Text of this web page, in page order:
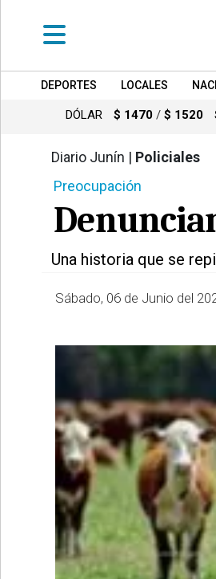
DEPORTES
LOCALES
REGIONALES
ESPECTÁCULOS
INTERNACIONALES
• SUPLEMENTOS
• SERVICIOS
DEPORTES LOCALES
DÓLAR $ 1470 / $ 1520
Diario Junín | Policiales
Preocupación
Una historia que se
Sábado, 06 de Junio del